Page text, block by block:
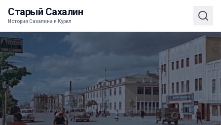
Старый Сахалин
История Сахалина и Курил